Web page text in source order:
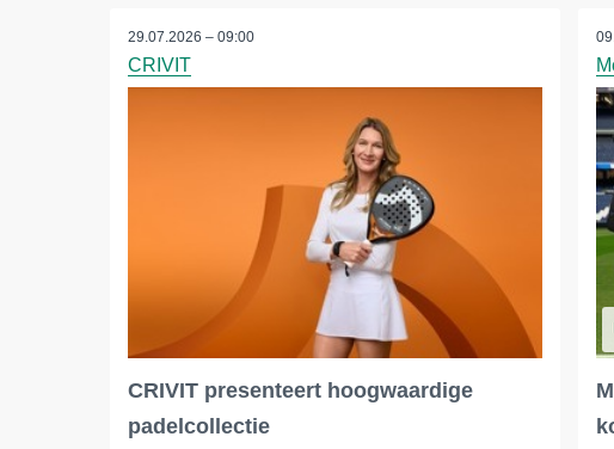
29.07.2026 – 09:00
CRIVIT
CRIVIT presenteert hoogwaardige
padelcollectie